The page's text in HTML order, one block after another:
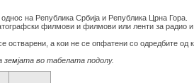
на Република Србија и Република Црна Гора.
филмови и филмови или ленти за радио
остварени, а кои не се опфатени со одредбите од
земјата во табелата подолу.